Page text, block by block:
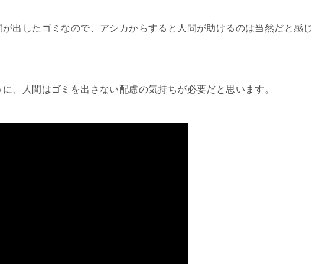
出したゴミなので、アシカからすると人間が助けるのは当然だと感じ
、人間はゴミを出さない配慮の気持ちが必要だと思います。